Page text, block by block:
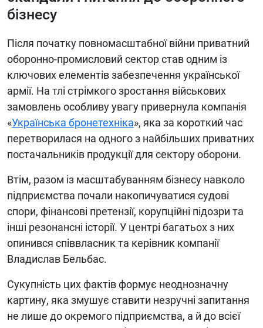
БИБЛИОТЕКА
ВИДЕО
ФОТО
бізнесу
Після початку повномасштабної війни приватний
оборонно-промисловий сектор став одним із
ключових елементів забезпечення української
армії. На тлі стрімкого зростання військових
замовлень особливу увагу привернула компанія
«Українська бронетехніка», яка за короткий час
перетворилася на одного з найбільших приватних
постачальників продукції для сектору оборони.
Втім, разом із масштабуванням бізнесу навколо
підприємства почали накопичуватися судові
спори, фінансові претензії, корупційні підозри та
інші резонансні історії. У центрі багатьох з них
опинився співвласник та керівник компанії
Владислав Бельбас.
Сукупність цих фактів формує неоднозначну
картину, яка змушує ставити незручні запитання
не лише до окремого підприємства, а й до всієї